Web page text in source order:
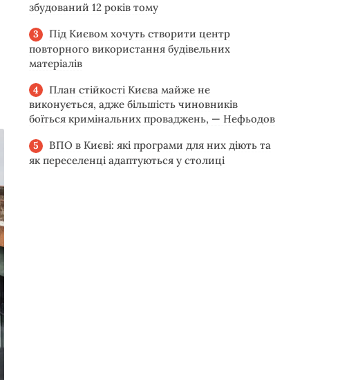
збудований 12 років тому
Під Києвом хочуть створити центр
повторного використання будівельних
матеріалів
План стійкості Києва майже не
виконується, адже більшість чиновників
боїться кримінальних проваджень, — Нефьодов
ВПО в Києві: які програми для них діють та
як переселенці адаптуються у столиці